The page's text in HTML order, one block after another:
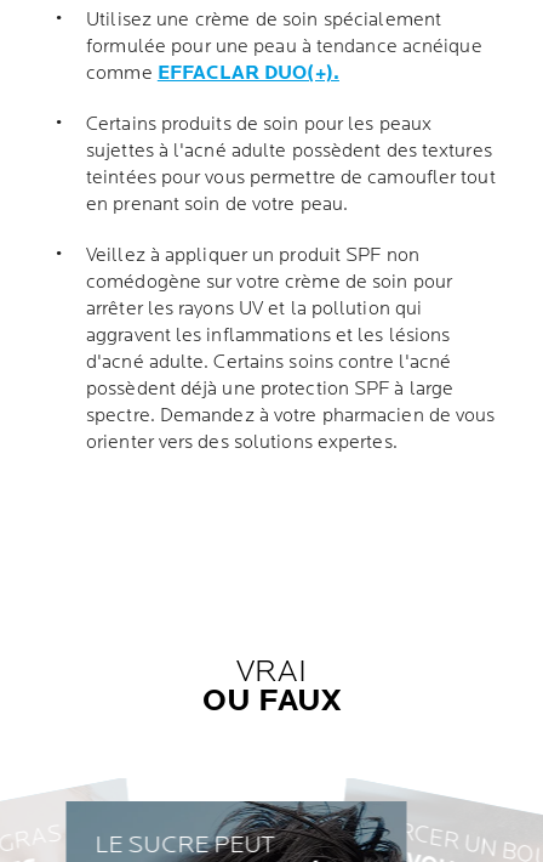
Utilisez une crème de soin spécialement
formulée pour une peau à tendance acnéique
comme EFFACLAR DUO(+).
Certains produits de soin pour les peaux
sujettes à l'acné adulte possèdent des textures
teintées pour vous permettre de camoufler tout
en prenant soin de votre peau.
Veillez à appliquer un produit SPF non
comédogène sur votre crème de soin pour
arrêter les rayons UV et la pollution qui
aggravent les inflammations et les lésions
d'acné adulte. Certains soins contre l'acné
possèdent déjà une protection SPF à large
spectre. Demandez à votre pharmacien de vous
orienter vers des solutions expertes.
VRAI
OU FAUX
LE SUCRE PEUT
PERCER UN